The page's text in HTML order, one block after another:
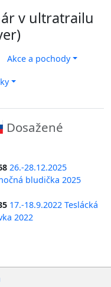
v ultratrailu
Akce a pochody
Dosažené
26.-28.12.2025
bludička 2025
17.-18.9.2022 Teslácká
2022